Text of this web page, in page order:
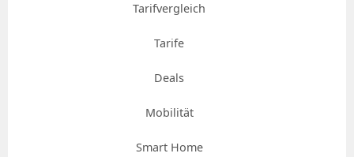
Tarifvergleich
Tarife
Deals
Mobilität
Smart Home